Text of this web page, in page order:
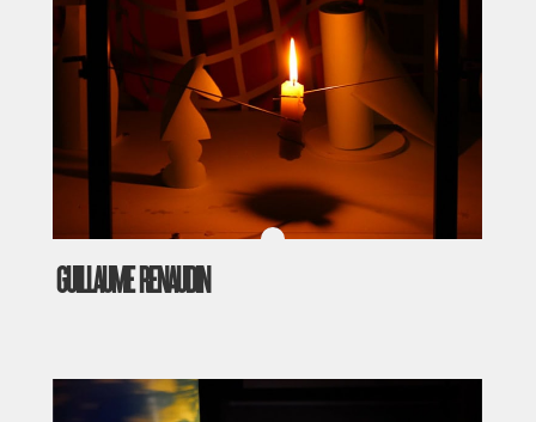
GUILLAUME RENAUDIN